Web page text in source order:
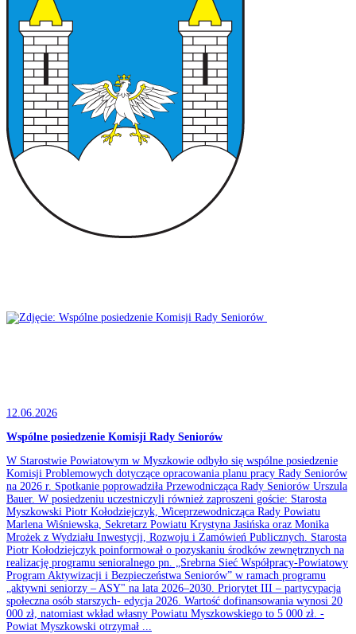
12.06.2026
Wspólne posiedzenie Komisji Rady Seniorów
W Starostwie Powiatowym w Myszkowie odbyło się wspólne posiedzenie
Komisji Problemowych dotyczące opracowania planu pracy Rady Seniorów
na 2026 r. Spotkanie poprowadziła Przewodnicząca Rady Seniorów Urszula
Bauer. W posiedzeniu uczestniczyli również zaproszeni goście: Starosta
Myszkowski Piotr Kołodziejczyk, Wiceprzewodnicząca Rady Powiatu
Marlena Wiśniewska, Sekretarz Powiatu Krystyna Jasińska oraz Monika
Mrożek z Wydziału Inwestycji, Rozwoju i Zamówień Publicznych. Starosta
Piotr Kołodziejczyk poinformował o pozyskaniu środków zewnętrznych na
realizację programu senioralnego pn. „Srebrna Sieć Współpracy-Powiatowy
Program Aktywizacji i Bezpieczeństwa Seniorów” w ramach programu
„aktywni seniorzy – ASY" na lata 2026–2030. Priorytet III – partycypacja
społeczna osób starszych- edycja 2026. Wartość dofinansowania wynosi 20
000 zł, natomiast wkład własny Powiatu Myszkowskiego to 5 000 zł. -
Powiat Myszkowski otrzymał ...